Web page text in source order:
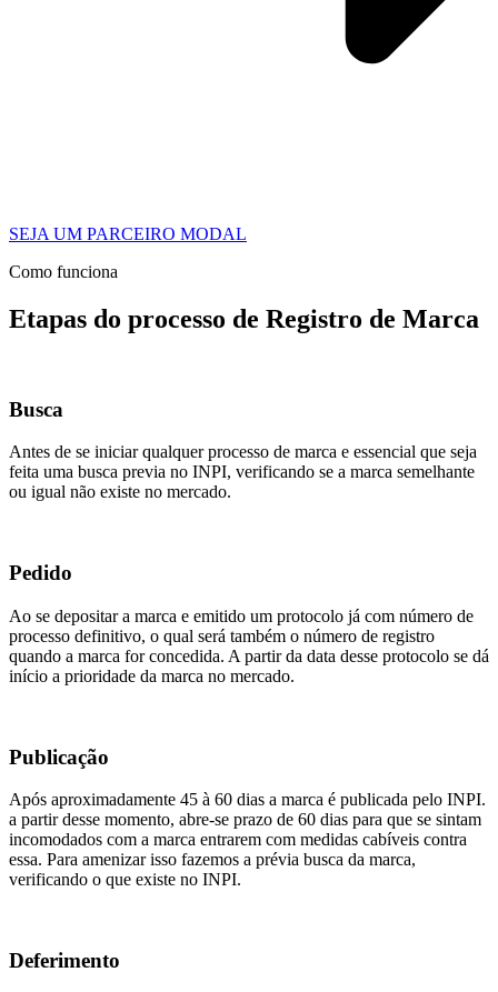
SEJA UM PARCEIRO MODAL
Como funciona
Etapas do processo de Registro de Marca
Busca
Antes de se iniciar qualquer processo de marca e essencial que seja
feita uma busca previa no INPI, verificando se a marca semelhante
ou igual não existe no mercado.
Pedido
Ao se depositar a marca e emitido um protocolo já com número de
processo definitivo, o qual será também o número de registro
quando a marca for concedida. A partir da data desse protocolo se dá
início a prioridade da marca no mercado.
Publicação
Após aproximadamente 45 à 60 dias a marca é publicada pelo INPI.
a partir desse momento, abre-se prazo de 60 dias para que se sintam
incomodados com a marca entrarem com medidas cabíveis contra
essa. Para amenizar isso fazemos a prévia busca da marca,
verificando o que existe no INPI.
Deferimento